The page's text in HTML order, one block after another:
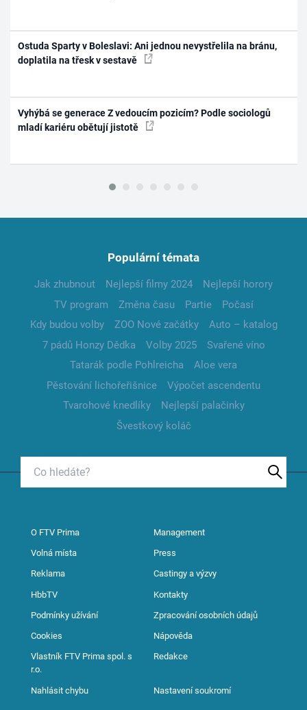
Ostuda Sparty v Boleslavi: Ani jednou nevystřelila na bránu,
doplatila na třesk v sestavě
Vyhýbá se generace Z vedoucím pozicím? Podle sociologů
mladí kariéru obětují jistotě
Populární témata
Jak zhubnout Nejlepší filmy 2024
Nejlepší horory
TV program
Změna času Partie
Počasí
Kdy budou volby
ZOO Nové začátky
Auto – katalog
7 pádů Honzy Dědka
Volby 2025
Svařené víno
Tatarák podle Pohlreicha
Aloe vera
Pěstování lichořeřišnice
Výpočet ascendentu
Tvarohové knedlíky
Nejlepší palačinky
Švestkový koláč
O FTV Prima Management
Volná místa Press
Reklama Castingy a výzvy
HbbTV Kontakty
Podmínky užívání Zpracování osobních údajů
Cookies Nápověda
Vlastník FTV Prima spol. s
r.o.
Redakce
Nahlásit chybu Nastavení soukromí